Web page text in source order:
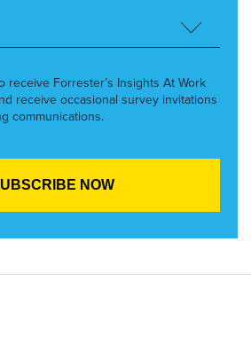
receive Forrester’s Insights At Work
receive occasional survey invitations
communications.